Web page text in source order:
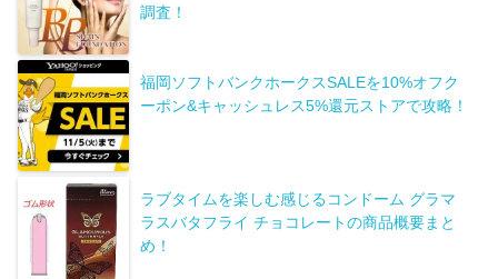
調査！
福岡ソフトバンクホークスSALEを10%オフク
ーポン&キャッシュレス5%還元ストアで攻略！
ラブタイムを楽しむ感じるコンドーム グラマ
ラスバタフライ チョコレートの商品概要まと
め！